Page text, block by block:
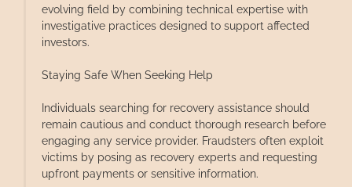
evolving field by combining technical expertise with
investigative practices designed to support affected
investors.
Staying Safe When Seeking Help
Individuals searching for recovery assistance should
remain cautious and conduct thorough research before
engaging any service provider. Fraudsters often exploit
victims by posing as recovery experts and requesting
upfront payments or sensitive information.